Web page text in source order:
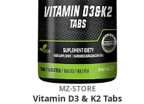
MZ-STORE
Vitamin D3 & K2 Tabs